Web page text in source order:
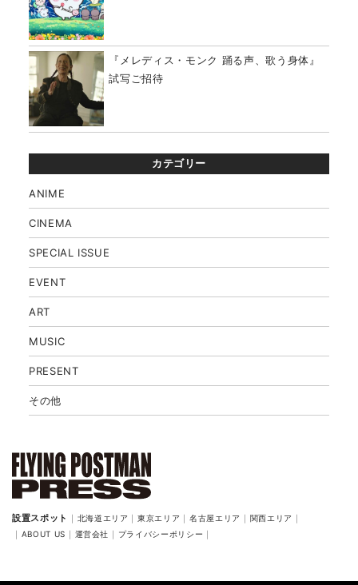
『メレディス・モンク 踊る声、歌う身体』
試写ご招待
カテゴリー
ANIME
CINEMA
SPECIAL ISSUE
EVENT
ART
MUSIC
PRESENT
その他
北海道エリア 東京エリア 名古屋エリア
関西エリア
ABOUT US
運営会社 プライバシーポリシー